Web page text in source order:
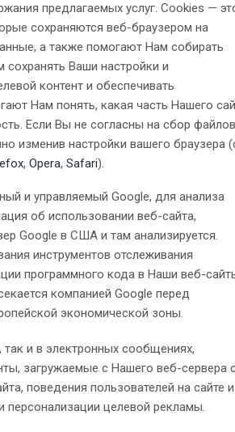
предлагаемых услуг. Cookies —
сохраняются веб-браузером на
а также помогают Нам собирать
Ваши настройки и
контент и обеспечивать
Нам понять, какая часть Нашего
Если Вы не согласны на сбор файлов
изменив настройки вашего браузера
, Opera, Safari).
и управляемый Google, для анализа
об использовании веб-сайта,
Google в США и там анализируется.
инструментов отслеживания
программного кода в Наши веб-
компанией Google перед
экономической зоны.
так и в электронных сообщениях,
загружаемые с Нашего веб-сервера
поведения пользователей на сайте и
персонализации целевой рекламы.